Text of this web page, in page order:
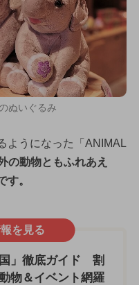
ぬいぐるみ
ようになった「ANIMAL
の動物ともふれあえ
す。
を見る
国」徹底ガイド 割
物＆イベント網羅